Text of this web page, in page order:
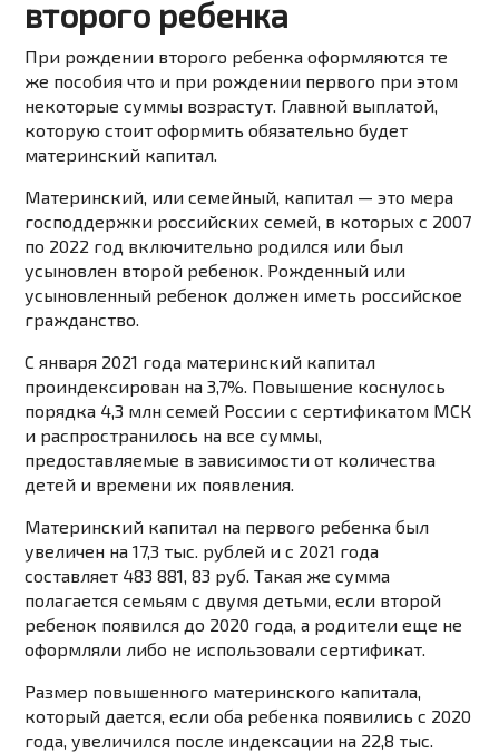
второго ребенка
При рождении второго ребенка оформляются те
же пособия что и при рождении первого при этом
некоторые суммы возрастут. Главной выплатой,
которую стоит оформить обязательно будет
материнский капитал.
Материнский, илисемейный, капитал —это мера
господдержки российскихсемей, в которыхс 2007
по 2022 год включительно родился илибыл
усыновлен второй ребенок. Рожденный или
усыновленный ребенок должен иметь российское
гражданство.
С января 2021 года материнский капитал
проиндексирован на 3,7%. Повышение коснулось
порядка 4,3 млн семей России с сертификатом МСК
и распространилось на все суммы,
предоставляемые в зависимости от количества
детей и времени их появления.
Материнский капитал на первого ребенка был
увеличен на 17,3 тыс. рублей и с 2021 года
составляет 483 881, 83 руб. Такая же сумма
полагается семьям с двумя детьми, если второй
ребенок появился до 2020 года, а родители еще не
оформляли либо не использовали сертификат.
Размер повышенного материнского капитала,
который дается, если оба ребенка появились с 2020
года, увеличился после индексации на 22,8 тыс.